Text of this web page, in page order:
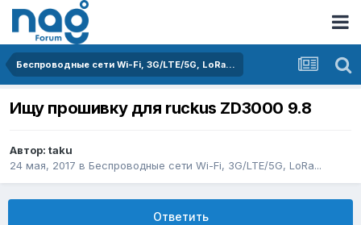
Беспроводные сети Wi-Fi, 3G/LTE/5G, LoRa...
Ищу прошивку для ruckus ZD3000 9.8
Автор: taku
24 мая, 2017 в Беспроводные сети Wi-Fi, 3G/LTE/5G, LoRa...
Ответить